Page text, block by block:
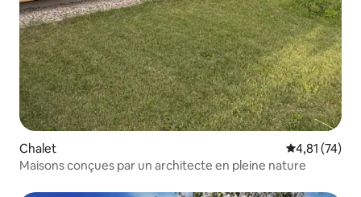
Chalet Évaluation
4,81 (74)
Maisons conçues par un architecte en pleine nature